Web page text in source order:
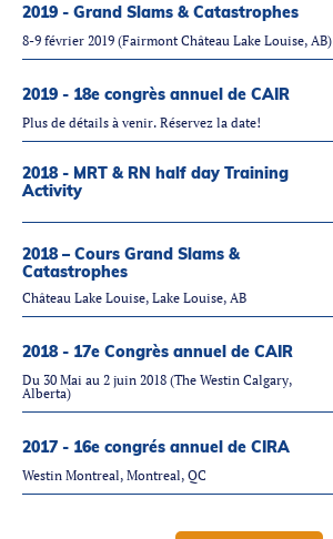
2019 - Grand Slams & Catastrophes
8-9 février 2019 (Fairmont Château Lake Louise, AB)
2019 - 18e congrès annuel de CAIR
Plus de détails à venir. Réservez la date!
2018 - MRT & RN half day Training
Activity
2018 – Cours Grand Slams &
Catastrophes
Château Lake Louise, Lake Louise, AB
2018 - 17e Congrès annuel de CAIR
Du 30 Mai au 2 juin 2018 (The Westin Calgary,
Alberta)
2017 - 16e congrés annuel de CIRA
Westin Montreal, Montreal, QC